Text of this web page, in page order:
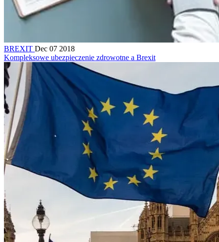
BREXIT Dec 07 2018
Kompleksowe ubezpieczenie zdrowotne a Brexit